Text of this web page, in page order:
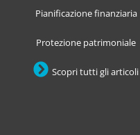
Pianificazione finanziaria
Protezione patrimoniale
Scopri tutti gli articoli